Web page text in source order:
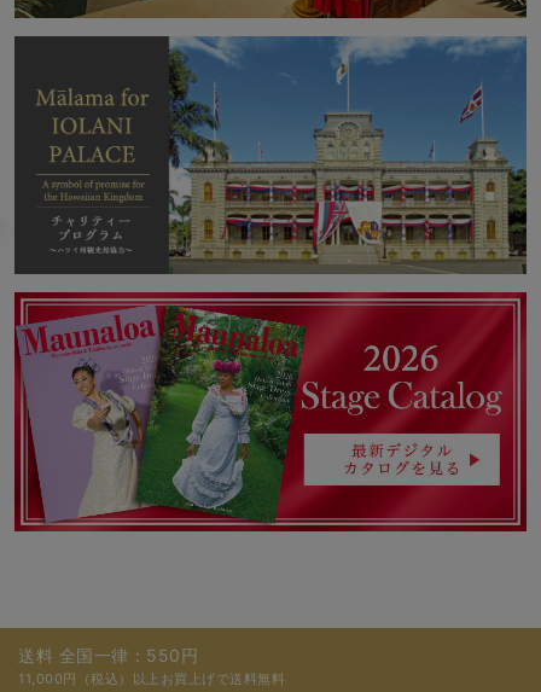
送料 全国一律：550円
11,000円（税込）以上お買上げで送料無料